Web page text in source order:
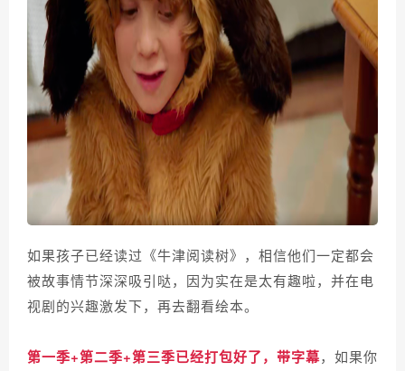
如果孩子已经读过《牛津阅读树》，相信他们一定都会
被故事情节深深吸引哒，因为实在是太有趣啦，并在电
视剧的兴趣激发下，再去翻看绘本。
第一季+第二季+第三季已经打包好了，带字幕，如果你